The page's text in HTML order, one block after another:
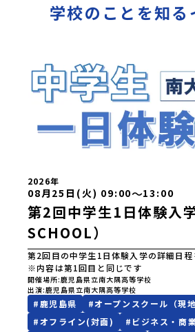
学校のことを知る
2026年
08月25日(火) 09:00〜13:00
第2回中学生1日体験入
SCHOOL）
第2回目の中学生1日体験入学の詳細日程
※内容は第1回目と同じです
開催場所 鹿児島県立南大隅高等学校
出演 鹿児島県立南大隅高等学校
#鹿児島県 #オープンスクール（現地
#オフライン(対面) # ビジネス・商